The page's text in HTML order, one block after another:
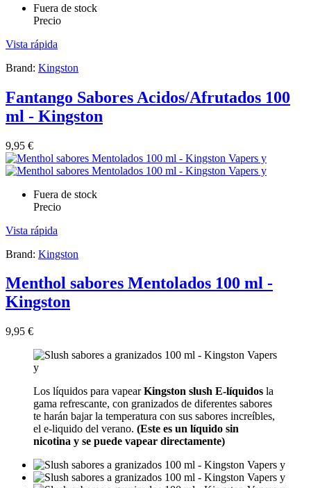
Fuera de stock
Precio
Vista rápida
Brand: Kingston
Fantango Sabores Acidos/Afrutados 100
ml - Kingston
9,95 €
Fuera de stock
Precio
Vista rápida
Brand: Kingston
Menthol sabores Mentolados 100 ml -
Kingston
9,95 €
Los líquidos para vapearKingston slush E-líquidos la
gama refrescante, con granizados de diferentes sabores
te harán bajar la temperatura con sus sabores increíbles,
el e-liquido del verano. (Este es un líquido sin
nicotina y se puede vapear directamente)